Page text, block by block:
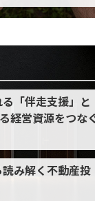
「伴走支援」と
経営資源をつな
読み解く不動産投